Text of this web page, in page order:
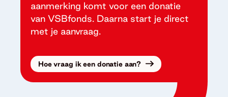
aanmerking komt voor een donatie
van VSBfonds. Daarna start je direct
met je aanvraag.
Hoe vraag ik een donatie aan?